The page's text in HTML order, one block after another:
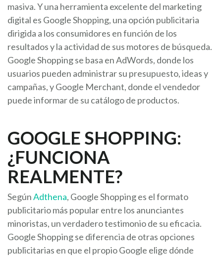
masiva. Y una herramienta excelente del marketing
digital es Google Shopping, una opción publicitaria
dirigida a los consumidores en función de los
resultados y la actividad de sus motores de búsqueda.
Google Shopping se basa en AdWords, donde los
usuarios pueden administrar su presupuesto, ideas y
campañas, y Google Merchant, donde el vendedor
puede informar de su catálogo de productos.
GOOGLE SHOPPING:
¿FUNCIONA
REALMENTE?
SegúnAdthena, Google Shopping es el formato
publicitario más popular entre los anunciantes
minoristas, un verdadero testimonio de su eficacia.
Google Shopping se diferencia de otras opciones
publicitarias en que el propio Google elige dónde